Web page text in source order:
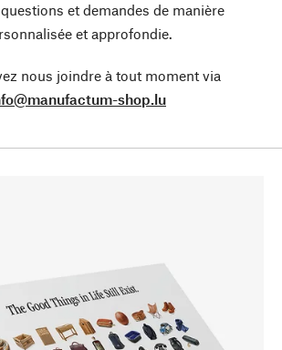
et demandes de manière
et approfondie.
nous joindre à tout moment via
shop.lu